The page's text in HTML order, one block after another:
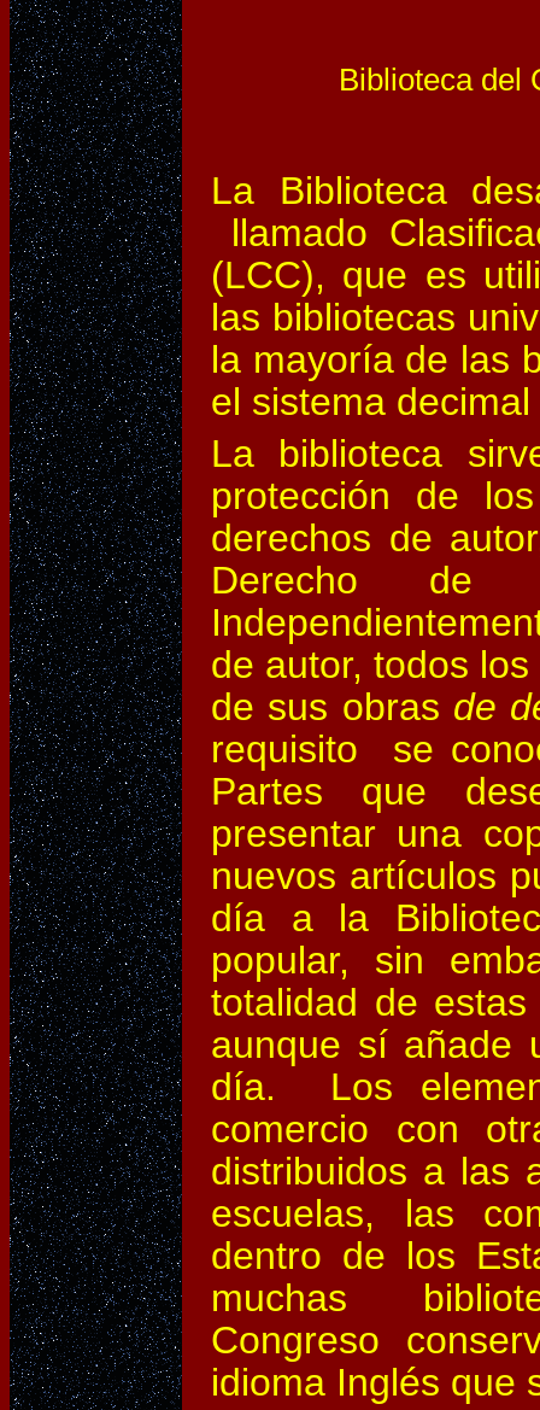
Biblioteca del
La Biblioteca
llamado
(LCC), que es
las bibliotecas
la mayoría de las
el sistema decimal
La biblioteca
protección de
derechos de
Derecho de
de autor, todos
de sus obras de
requisito se
Partes que
presentar una
nuevos artículos
día a la
popular, sin
totalidad de
aunque sí añade
día. Los
comercio con
distribuidos a las
escuelas, las
dentro de los
muchas
Congreso
idioma Inglés que